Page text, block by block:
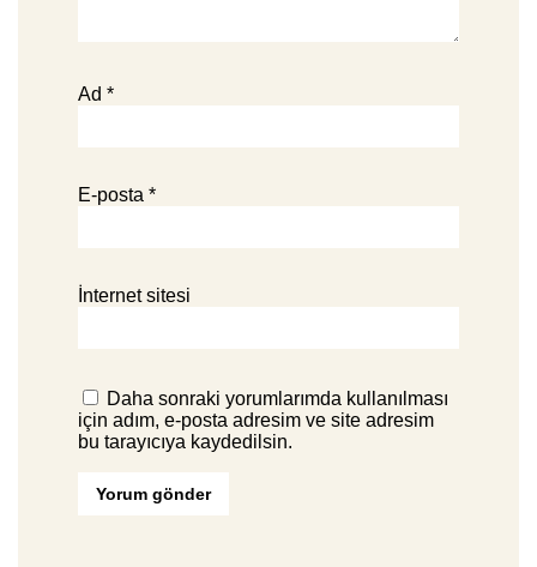
Ad *
E-posta *
İnternet sitesi
Daha sonraki yorumlarımda kullanılması
için adım, e-posta adresim ve site adresim
bu tarayıcıya kaydedilsin.